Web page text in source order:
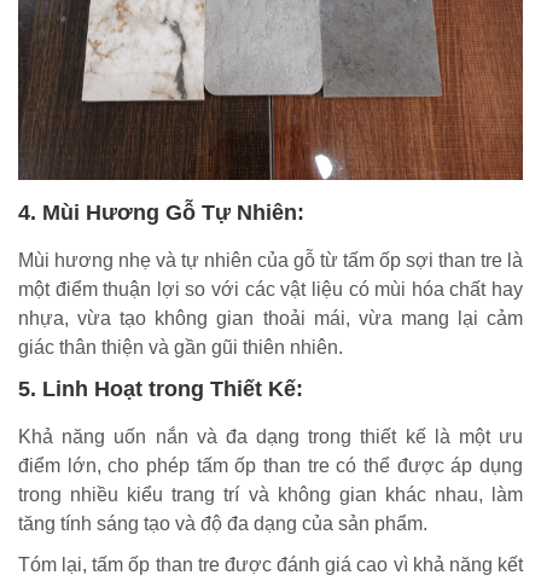
4. Mùi Hương Gỗ Tự Nhiên:
Mùi hương nhẹ và tự nhiên của gỗ từ tấm ốp sợi than tre là
một điểm thuận lợi so với các vật liệu có mùi hóa chất hay
nhựa, vừa tạo không gian thoải mái, vừa mang lại cảm
giác thân thiện và gần gũi thiên nhiên.
5. Linh Hoạt trong Thiết Kế:
Khả năng uốn nắn và đa dạng trong thiết kế là một ưu
điểm lớn, cho phép tấm ốp than tre có thể được áp dụng
trong nhiều kiểu trang trí và không gian khác nhau, làm
tăng tính sáng tạo và độ đa dạng của sản phẩm.
Tóm lại, tấm ốp than tre được đánh giá cao vì khả năng kết